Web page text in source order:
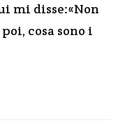
mi disse:«Non
cosa sono i